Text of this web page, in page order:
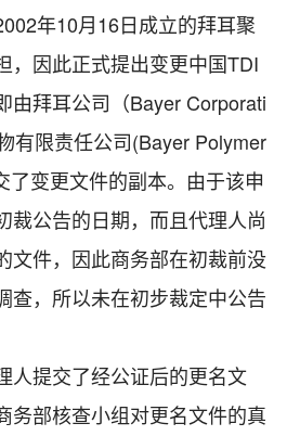
年10月16日成立的拜耳聚
，因此正式提出变更中国TDI
由拜耳公司（Bayer Corporati
有限责任公司(Bayer Polymer
了变更文件的副本。由于该申
裁公告的日期，而且代理人尚
文件，因此商务部在初裁前没
查，所以未在初步裁定中公告
提交了经公证后的更名文
务部核查小组对更名文件的真